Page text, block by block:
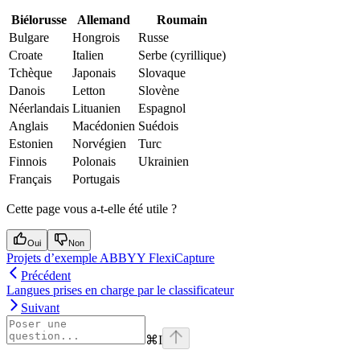
Biélorusse Allemand
Roumain
Bulgare
Hongrois
Russe
Croate
Italien
Serbe (cyrillique)
Tchèque
Japonais
Slovaque
Danois
Letton
Slovène
Néerlandais Lituanien
Espagnol
Anglais
Macédonien Suédois
Estonien
Norvégien
Turc
Finnois
Polonais
Ukrainien
Français
Portugais
Cette page vous a-t-elle été utile ?
Oui Non
Projets d’exemple ABBYY FlexiCapture
Précédent
Langues prises en charge par le classificateur
Suivant
⌘I